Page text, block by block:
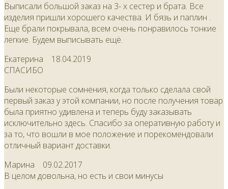
Выписали большой заказ на 3- х сестер и брата. Все
изделия пришли хорошего качества. И бязь и паплин .
Еще брали покрывала, всем очень понравилось тонкие
легкие. Будем выписывать ещё.
Екатерина 18.04.2019
СПАСИБО
Были некоторые сомнения, когда только сделала свой
первый заказ у этой компании, но после получения товар
была приятно удивлена и теперь буду заказывать
исключительно здесь. Спасибо за оперативную работу и
за то, что вошли в мое положение и порекомендовали
отличный вариант доставки.
Марина 09.02.2017
В целом довольна, но есть и свои минусы